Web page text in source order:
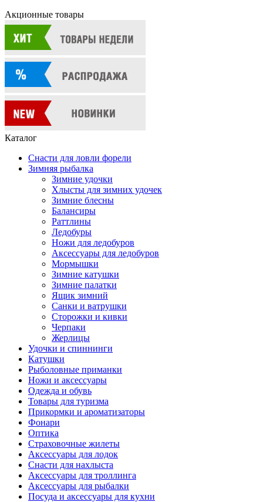
Акционные товары
Каталог
Снасти для ловли форели
Зимняя рыбалка
Зимние удочки
Хлысты для зимних удочек
Зимние блесны
Балансиры
Раттлины
Ледобуры
Ножи для ледобуров
Аксессуары для ледобуров
Мормышки
Зимние катушки
Зимние палатки
Ящик зимний
Санки и ватрушки
Сторожки и кивки
Черпаки
Жерлицы
Удочки и спиннинги
Катушки
Рыболовные приманки
Ножи и аксессуары
Одежда и обувь
Товары для туризма
Прикормки и ароматизаторы
Фонари
Оптика
Страховочные жилеты
Аксессуары для лодок
Снасти для нахлыста
Аксессуары для троллинга
Аксессуары для рыбалки
Посуда и аксессуары для кухни